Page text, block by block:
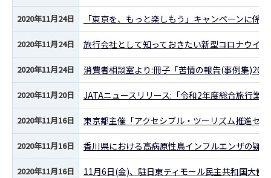
2020年11月24日 「東京を、もっと楽しもう」キャンペーンに係
2020年11月24日 旅行会社として知っておきたい新型コロナウイ
2020年11月24日 消費者相談室より:冊子「苦情の報告(事例集
2020年11月20日 JATAニュースリリース:「令和2年度総合旅行業
2020年11月16日 東京都主催「アクセシブル・ツーリズム推進セ
2020年11月16日 香川県における高病原性鳥インフルエンザの疑
2020年11月16日 11月6日(金)、駐日東ティモール民主共和国大使